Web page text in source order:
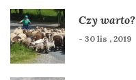
Czy warto?
- 30 lis , 2019